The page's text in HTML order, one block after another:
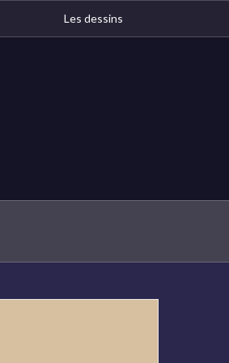
Les dessins